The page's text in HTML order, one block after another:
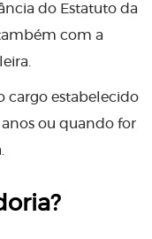
do Estatuto da
com a
cargo estabelecido
ou quando for